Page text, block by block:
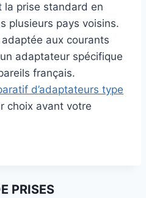
la prise standard en
plusieurs pays voisins.
aux courants
adaptateur spécifique
français.
d’adaptateurs type
choix avant votre
PRISES